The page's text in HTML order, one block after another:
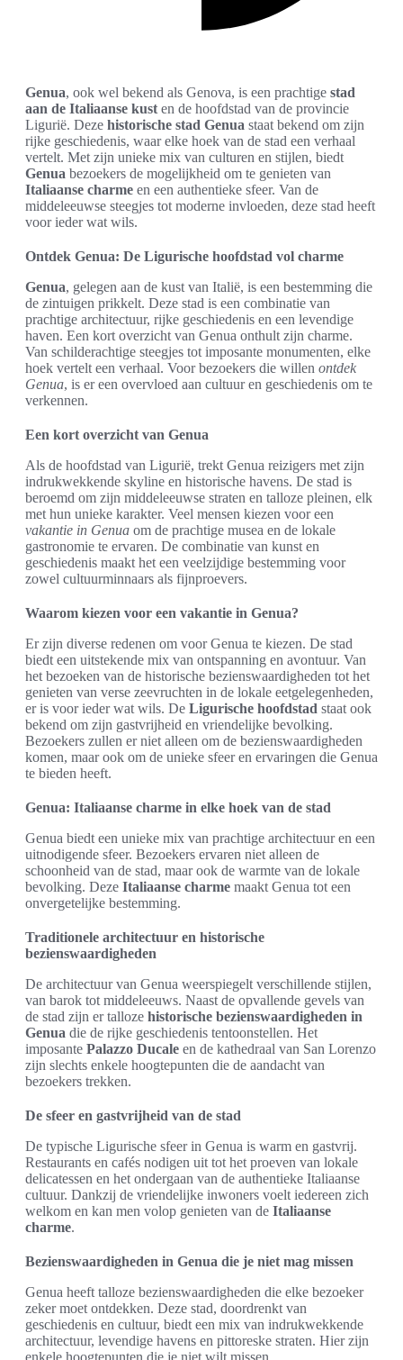
Genua, ook wel bekend als Genova, is een prachtige stad
aan de Italiaanse kust en de hoofdstad van de provincie
Ligurië. Deze historische stad Genua staat bekend om zijn
rijke geschiedenis, waar elke hoek van de stad een verhaal
vertelt. Met zijn unieke mix van culturen en stijlen, biedt
Genua bezoekers de mogelijkheid om te genieten van
Italiaanse charme en een authentieke sfeer. Van de
middeleeuwse steegjes tot moderne invloeden, deze stad heeft
voor ieder wat wils.
Ontdek Genua: De Ligurische hoofdstad vol charme
Genua, gelegen aan de kust van Italië, is een bestemming die
de zintuigen prikkelt. Deze stad is een combinatie van
prachtige architectuur, rijke geschiedenis en een levendige
haven. Een kort overzicht van Genua onthult zijn charme.
Van schilderachtige steegjes tot imposante monumenten, elke
hoek vertelt een verhaal. Voor bezoekers die willen ontdek
Genua, is er een overvloed aan cultuur en geschiedenis om te
verkennen.
Een kort overzicht van Genua
Als de hoofdstad van Ligurië, trekt Genua reizigers met zijn
indrukwekkende skyline en historische havens. De stad is
beroemd om zijn middeleeuwse straten en talloze pleinen, elk
met hun unieke karakter. Veel mensen kiezen voor een
vakantie in Genua om de prachtige musea en de lokale
gastronomie te ervaren. De combinatie van kunst en
geschiedenis maakt het een veelzijdige bestemming voor
zowel cultuurminnaars als fijnproevers.
Waarom kiezen voor een vakantie in Genua?
Er zijn diverse redenen om voor Genua te kiezen. De stad
biedt een uitstekende mix van ontspanning en avontuur. Van
het bezoeken van de historische bezienswaardigheden tot het
genieten van verse zeevruchten in de lokale eetgelegenheden,
er is voor ieder wat wils. De Ligurische hoofdstad staat ook
bekend om zijn gastvrijheid en vriendelijke bevolking.
Bezoekers zullen er niet alleen om de bezienswaardigheden
komen, maar ook om de unieke sfeer en ervaringen die Genua
te bieden heeft.
Genua: Italiaanse charme in elke hoek van de stad
Genua biedt een unieke mix van prachtige architectuur en een
uitnodigende sfeer. Bezoekers ervaren niet alleen de
schoonheid van de stad, maar ook de warmte van de lokale
bevolking. Deze Italiaanse charme maakt Genua tot een
onvergetelijke bestemming.
Traditionele architectuur en historische
bezienswaardigheden
De architectuur van Genua weerspiegelt verschillende stijlen,
van barok tot middeleeuws. Naast de opvallende gevels van
de stad zijn er talloze historische bezienswaardigheden in
Genua die de rijke geschiedenis tentoonstellen. Het
imposante Palazzo Ducale en de kathedraal van San Lorenzo
zijn slechts enkele hoogtepunten die de aandacht van
bezoekers trekken.
De sfeer en gastvrijheid van de stad
De typische Ligurische sfeer in Genua is warm en gastvrij.
Restaurants en cafés nodigen uit tot het proeven van lokale
delicatessen en het ondergaan van de authentieke Italiaanse
cultuur. Dankzij de vriendelijke inwoners voelt iedereen zich
welkom en kan men volop genieten van de Italiaanse
charme.
Bezienswaardigheden in Genua die je niet mag missen
Genua heeft talloze bezienswaardigheden die elke bezoeker
zeker moet ontdekken. Deze stad, doordrenkt van
geschiedenis en cultuur, biedt een mix van indrukwekkende
architectuur, levendige havens en pittoreske straten. Hier zijn
enkele hoogtepunten die je niet wilt missen.